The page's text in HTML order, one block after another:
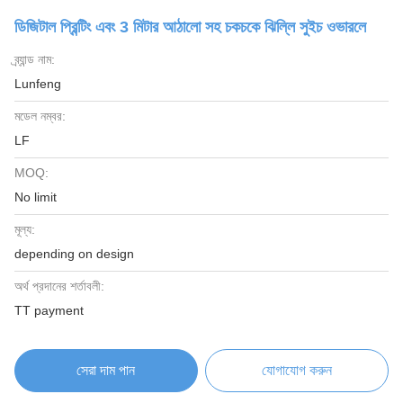
ডিজিটাল প্রিন্টিং এবং 3 মিটার আঠালো সহ চকচকে ঝিল্লি সুইচ ওভারলে
ব্র্যান্ড নাম:
Lunfeng
মডেল নম্বর:
LF
MOQ:
No limit
মূল্য:
depending on design
অর্থ প্রদানের শর্তাবলী:
TT payment
সেরা দাম পান যোগাযোগ করুন